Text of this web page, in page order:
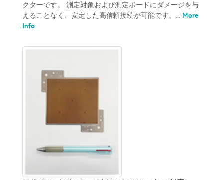
クターです。 測定対象および測定ボードにダメージを与
えることなく、安定した高信頼接続が可能です。... More
Info